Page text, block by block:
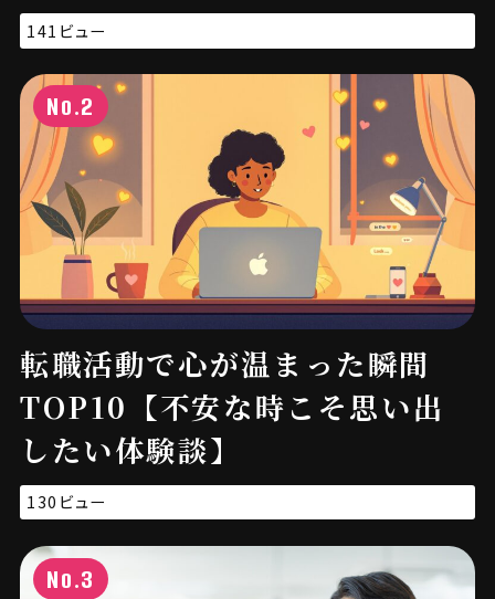
141ビュー
No.2
転職活動で心が温まった瞬間
TOP10【不安な時こそ思い出
したい体験談】
130ビュー
No.3